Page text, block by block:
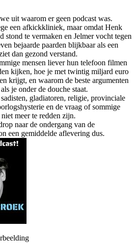
uit waarom er geen podcast was.
een afkickkliniek, maar omdat Henk
stond te vermaken en Jelmer vocht tegen
bejaarde paarden blijkbaar als een
dan gezond verstand.
mensen liever hun telefoon filmen
kijken, hoe je met twintig miljard euro
krijgt, en waarom de beste argumenten
je onder de douche staat.
gladiatoren, religie, provinciale
en de vraag of sommige
meer te redden zijn.
naar de ondergang van de
een gemiddelde aflevering dus.